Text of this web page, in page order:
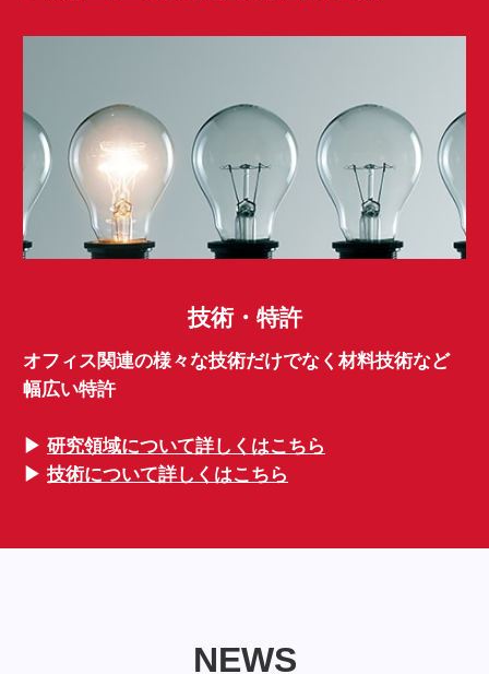
技術・特許
オフィス関連の様々な技術だけでなく材料技術など
幅広い特許
▶︎ 研究領域について詳しくはこちら
▶︎ 技術について詳しくはこちら
NEWS
NEWS